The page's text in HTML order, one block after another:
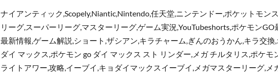
ナイアンティック,Scopely,Niantic,Nintendo,任天堂,ニンテンドー,ポケットモン
リーグ,スーパーリーグ,マスターリーグ,ゲーム実況,YouTubeshorts,ポケモン
最新情報,ゲーム解説,ショート,ザシアン,キラチャーム,ぎんのおうかん,キラ交換
ダイ マックス,ポケモン go ダイ マックス スト リンダー,メガ チルタリス,ポケモ
ライトアワー,攻略,イーブイ,キョダイマックスイーブイ,メガマスターリーグ,メ